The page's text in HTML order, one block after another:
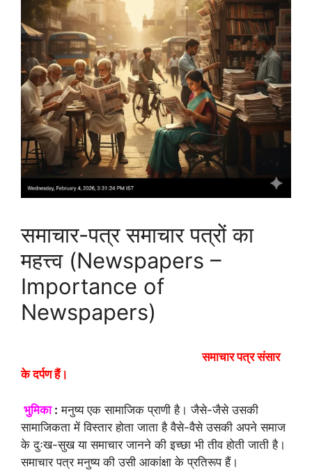
समाचार-पत्र समाचार पत्रों का
महत्त्व (Newspapers –
Importance of
Newspapers)
समाचार पत्र संसार
के दर्पण हैं।
भुमिका: मनुष्य एक सामाजिक प्राणी है। जैसे-जैसे उसकी
सामाजिकता में विस्तार होता जाता है वैसे-वैसे उसकी अपने समाज
के दुःख-सुख या समाचार जानने की इच्छा भी तीव होती जाती है।
समाचार पत्र मनुष्य की उसी आकांक्षा के प्रतिरूप हैं।